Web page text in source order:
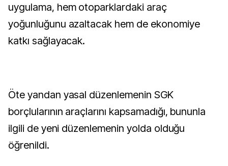
uygulama, hem otoparklardaki araç
yoğunluğunu azaltacak hem de ekonomiye
katkı sağlayacak.
Öte yandan yasal düzenlemenin SGK
borçlularının araçlarını kapsamadığı, bununla
ilgili de yeni düzenlemenin yolda olduğu
öğrenildi.